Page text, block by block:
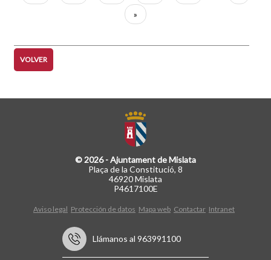
actual
página
Última
página
»
VOLVER
© 2026 - Ajuntament de Mislata
Plaça de la Constitució, 8
46920 Mislata
P4617100E
Aviso legal Protección de datos Mapa web Contactar Intranet
Llámanos al 963991100